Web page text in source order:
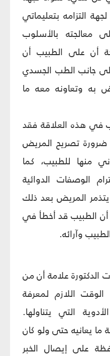
التزامه بتعليماتي
معالجته بالأسلوب
أن على الطبيب أن
جانب الطب الجسدي
به وتعاونه معه ما
في هذه العلاقة فقد
ضرورة تصريح المريض
منها للطبيب، كما
الوصفات الدوائية
المريض بعد ذلك
أن الطبيب قد أخطأ في
وآرائه.
الدكتورة علامة أن من
اللازم لمعرفة
التي يتناولها.
يعانيه حتى ولو كان
على إيصال الخبر